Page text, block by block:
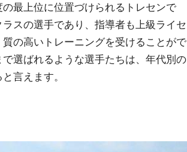
最上位に位置づけられるトレセンで
スの選手であり、指導者も上級ライセ
の高いトレーニングを受けることがで
選ばれるような選手たちは、年代別の
言えます。